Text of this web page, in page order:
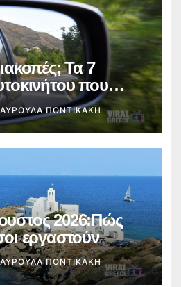
Τα 7
που
πριν από το
ΠΟΝΤΙΚΆΚΗ
2026:Πώς
εργαστούν
ΠΟΝΤΙΚΆΚΗ